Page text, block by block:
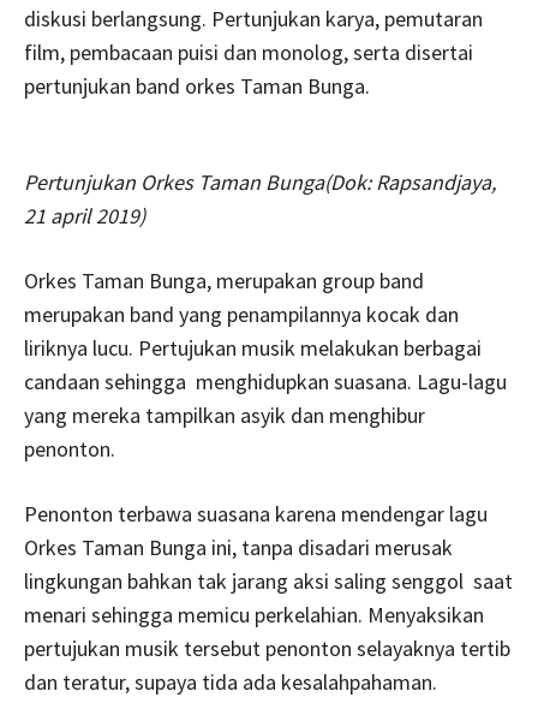
diskusi berlangsung. Pertunjukan karya, pemutaran
film, pembacaan puisi dan monolog, serta disertai
pertunjukan band orkes Taman Bunga.
Pertunjukan Orkes Taman Bunga(Dok: Rapsandjaya,
21 april 2019)
Orkes Taman Bunga, merupakan group band
merupakan band yang penampilannya kocak dan
liriknya lucu. Pertujukan musik melakukan berbagai
candaan sehingga menghidupkan suasana. Lagu-lagu
yang mereka tampilkan asyik dan menghibur
penonton.
Penonton terbawa suasana karena mendengar lagu
Orkes Taman Bunga ini, tanpa disadari merusak
lingkungan bahkan tak jarang aksi saling senggol saat
menari sehingga memicu perkelahian. Menyaksikan
pertujukan musik tersebut penonton selayaknya tertib
dan teratur, supaya tida ada kesalahpahaman.